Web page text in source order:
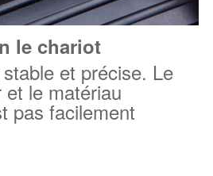
le chariot
et précise. Le
le matériau
pas facilement